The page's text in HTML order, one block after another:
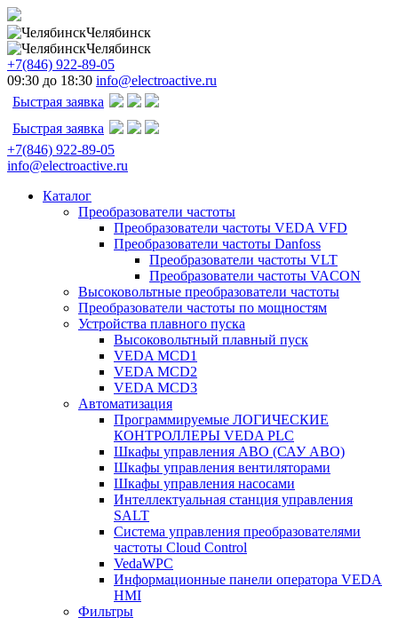
Челябинск
Челябинск
+7(846) 922-89-05
09:30 до 18:30 info@electroactive.ru
Быстрая заявка
Быстрая заявка
+7(846) 922-89-05
info@electroactive.ru
Каталог
Преобразователи частоты
Преобразователи частоты VEDA VFD
Преобразователи частоты Danfoss
Преобразователи частоты VLT
Преобразователи частоты VACON
Высоковольтные преобразователи частоты
Преобразователи частоты по мощностям
Устройства плавного пуска
Высоковольтный плавный пуск
VEDA MCD1
VEDA MCD2
VEDA MCD3
Автоматизация
Программируемые ЛОГИЧЕСКИЕ
КОНТРОЛЛЕРЫ VEDA PLC
Шкафы управления АВО (САУ АВО)
Шкафы управления вентиляторами
Шкафы управления насосами
Интеллектуальная станция управления
SALT
Система управления преобразователями
частоты Cloud Control
VedaWPC
Информационные панели оператора VEDA
HMI
Фильтры